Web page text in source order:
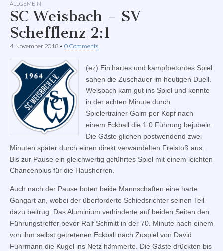
ALLGEMEIN
SC Weisbach – SV
Schefflenz 2:1
4. November 2018 • 0 Comments
(ez) Ein hartes und kampfbetontes Spiel
sahen die Zuschauer im heutigen Duell.
Weisbach kam gut ins Spiel und konnte
in der achten Minute durch
Spielertrainer Galm per Kopf nach
einem Eckball die 1:0 Führung bejubeln.
Die Gäste glichen postwendend zwei
Minuten später durch einen direkt verwandelten Freistoß aus.
Bis zur Pause ein gleichwertig geführtes Spiel mit einem leichten
Chancenplus für die Hausherren.
Auch nach der Pause boten beide Mannschaften eine harte
Gangart an, wobei der überforderte Schiedsrichter seinen Teil
dazu beitrug. Das Aluminium verhinderte auf beiden Seiten den
Führungstreffer bevor Ralf Schmitt in der 70. Minute nach einem
von ihm selbst getretenen Eckball nach Zuspiel von David
Fuhrmann die Kugel ins Netz hämmerte. Die Gäste drückten bis